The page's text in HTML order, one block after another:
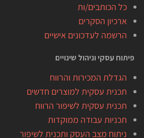
כל הכותבים/ות
ארכיון הסקרים
הרשמה לעדכונים אישיים
פיתוח עסקי וניהול שינויים
הגדלת המכירות והרווח
תכנית עסקית למוצרים חדשים
תכנית עסקית לשיפור הרווח
תכניות עבודה ממוקדות
ניתוח מצב העסק ותכנית לשיפור